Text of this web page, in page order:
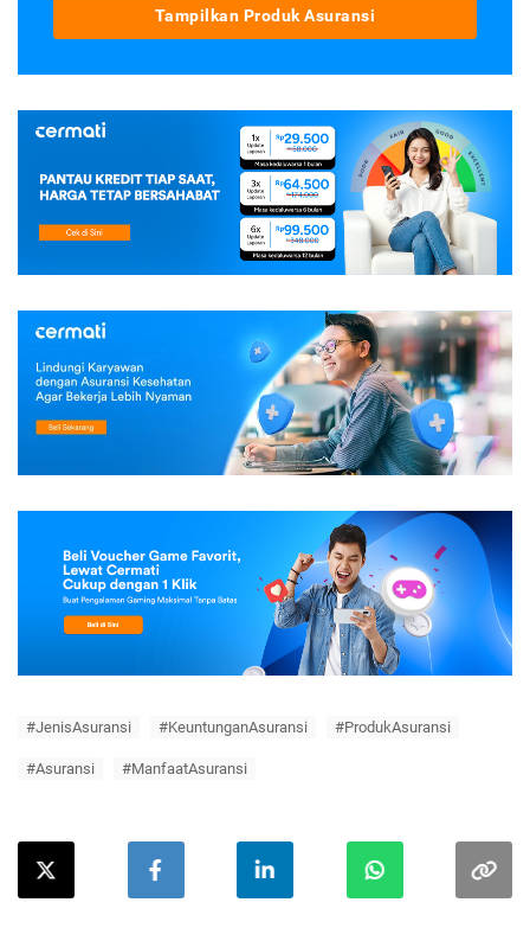
Tampilkan Produk Asuransi
#JenisAsuransi #KeuntunganAsuransi #ProdukAsuransi
#Asuransi #ManfaatAsuransi